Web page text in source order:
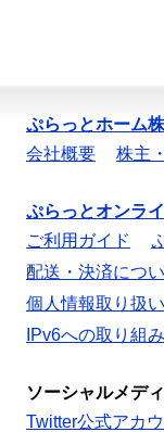
ぷらっとホーム
会社概要
株主
ぷらっとオンラ
ご利用ガイド
配送・決済につ
個人情報取り扱
IPv6への取り組み
ソーシャルメデ
Twitter公式アカ